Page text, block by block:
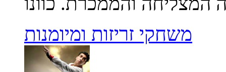
משחקי זריזות ומיומנות